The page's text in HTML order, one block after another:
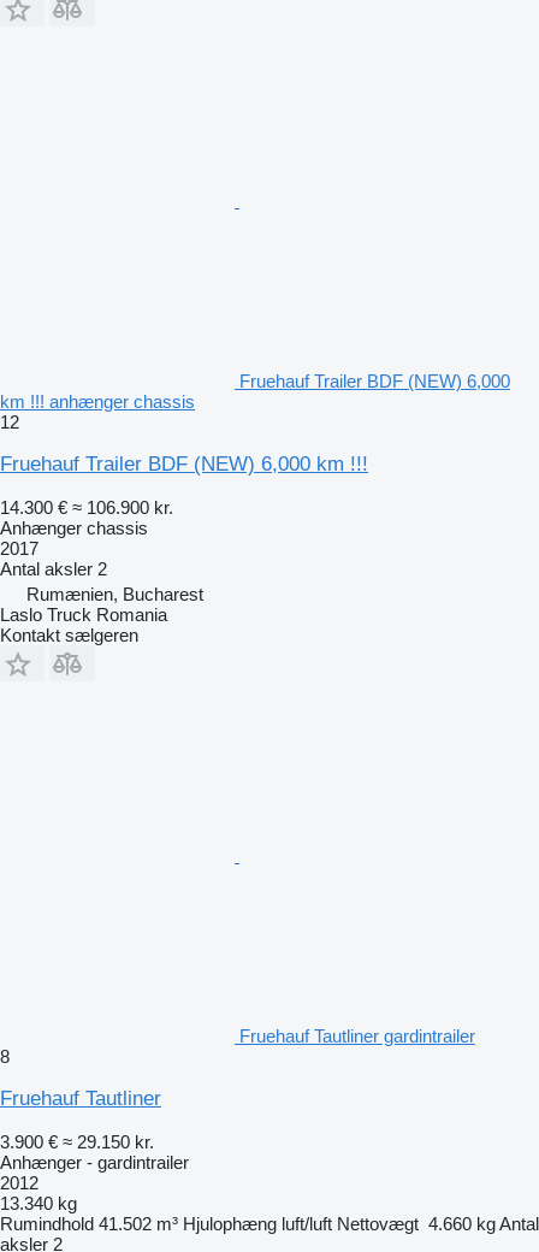
Fruehauf Trailer BDF (NEW) 6,000
km !!! anhænger chassis
12
Fruehauf Trailer BDF (NEW) 6,000 km !!!
14.300 € ≈ 106.900 kr.
Anhænger chassis
2017
Antal aksler 2
Rumænien, Bucharest
Laslo Truck Romania
Kontakt sælgeren
Fruehauf Tautliner gardintrailer
8
Fruehauf Tautliner
3.900 € ≈ 29.150 kr.
Anhænger - gardintrailer
2012
13.340 kg
Rumindhold 41.502 m³ Hjulophæng luft/luft Nettovægt 4.660 kgAntal
aksler 2